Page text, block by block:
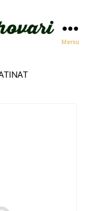
Meniu